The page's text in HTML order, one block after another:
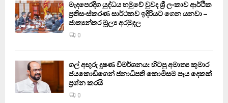
මැදපෙරදිග යුද්ධය හමුවේ වුවද ශ්‍රී ලංකාව ආර්ථික
ප්‍රතිසංස්කරණ සාර්ථකව ඉදිරියට ගෙන යනවා –
ජාත්‍යන්තර මූල්‍ය අරමුදල
0
ගල් අඟුරු දූෂණ විමර්ශනය: හිටපු අමාත්‍ය කුමාර
ජයකොඩිගෙන් ජනාධිපති කොමිසම පැය දෙකක්
ප්‍රශ්න කරයි
0